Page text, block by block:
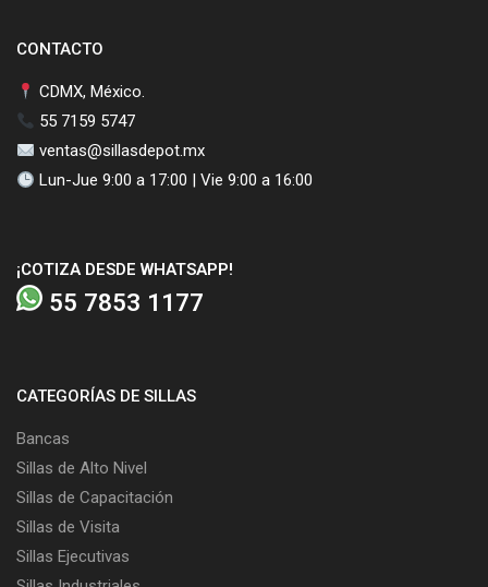
CONTACTO
CDMX, México.
55 7159 5747
ventas@sillasdepot.mx
Lun-Jue 9:00 a 17:00 | Vie 9:00 a 16:00
¡COTIZA DESDE WHATSAPP!
55 7853 1177
CATEGORÍAS DE SILLAS
Bancas
Sillas de Alto Nivel
Sillas de Capacitación
Sillas de Visita
Sillas Ejecutivas